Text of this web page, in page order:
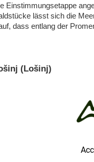
Einstimmungsetappe
lässt sich die
dass entlang der
(Lošinj)